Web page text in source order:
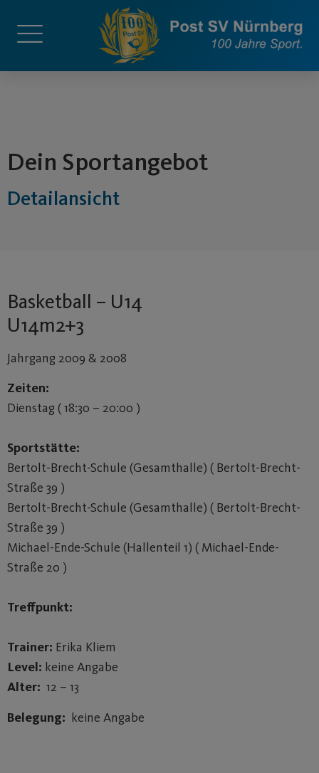
Dein Sportangebot
Detailansicht
Basketball – U14
U14m2+3
Jahrgang 2009 & 2008
Zeiten:
Dienstag ( 18:30 – 20:00 )
Sportstätte:
Bertolt-Brecht-Schule (Gesamthalle) ( Bertolt-Brecht-
Straße 39 )
Bertolt-Brecht-Schule (Gesamthalle) ( Bertolt-Brecht-
Straße 39 )
Michael-Ende-Schule (Hallenteil 1) ( Michael-Ende-
Straße 20 )
Treffpunkt:
Trainer: Erika Kliem
Level: keine Angabe
Alter: 12 – 13
Belegung: keine Angabe